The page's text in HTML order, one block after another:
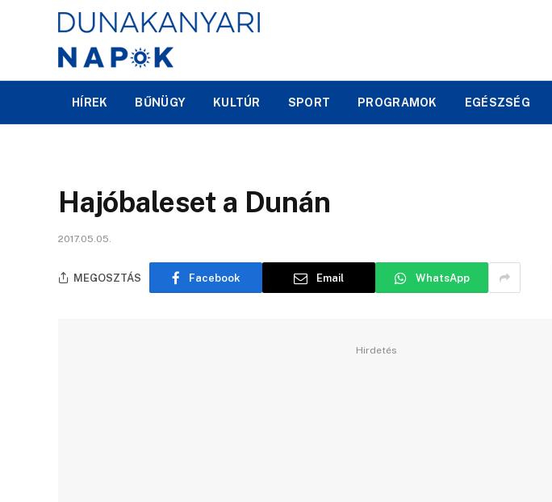
HÍREK BŰNÜGY KULTÚR SPORT PROGRAMOK EGÉSZSÉG
Hajóbaleset a Dunán
2017.05.05.
MEGOSZTÁS Facebook Email WhatsApp
Hirdetés